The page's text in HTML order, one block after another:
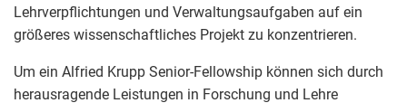
Lehrverpflichtungen und Verwaltungsaufgaben auf ein
größeres wissenschaftliches Projekt zu konzentrieren.
Um ein Alfried Krupp Senior-Fellowship können sich durch
herausragende Leistungen in Forschung und Lehre